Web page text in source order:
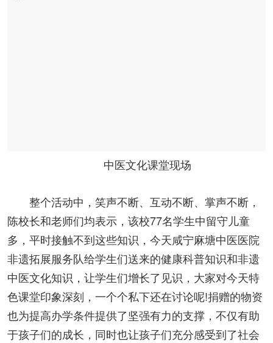
中医文化课堂现场
整个活动中，笑声不断、互动不断、掌声不断，
陈校长和老师们均表示，该校77名学生中留守儿童
多，平时接触不到这些知识，今天咸宁麻塘中医医院
非遗拓展服务队给学生们送来的健康科普知识和非遗
中医文化知识，让学生们增长了见识，大家对今天特
色课堂印象深刻，一个个私下还在讨论呢!捐赠的物资
也为提高办学条件提供了坚强有力的支撑，不仅有助
于孩子们的成长，同时也让孩子们充分感受到了社会